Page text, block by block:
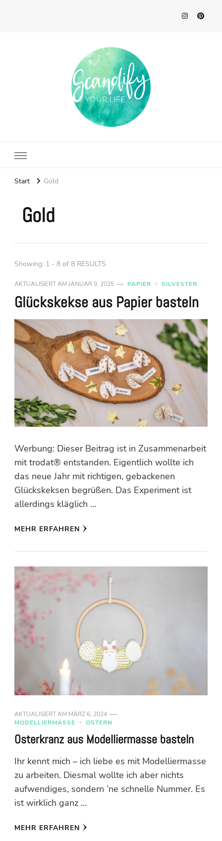
Start Gold
Gold
Showing: 1 - 8 of 8 RESULTS
AKTUALISIERT AM JANUAR 9, 2025 PAPIER SILVESTER
Glückskekse aus Papier basteln
Werbung: Dieser Beitrag ist in Zusammenarbeit
mit trodat® entstanden. Eigentlich wollte ich
das neue Jahr mit richtigen, gebackenen
Glückskeksen begrüßen. Das Experiment ist
allerdings kläglich …
MEHR ERFAHREN
AKTUALISIERT AM MÄRZ 6, 2024
MODELLIERMASSE
OSTERN
Osterkranz aus Modelliermasse basteln
Ihr kennt mich – ich liebe es mit Modelliermasse
zu arbeiten. Diesmal wollte ich aber nichts
aufwendiges, sondern ’ne schnelle Nummer. Es
ist wirklich ganz …
MEHR ERFAHREN